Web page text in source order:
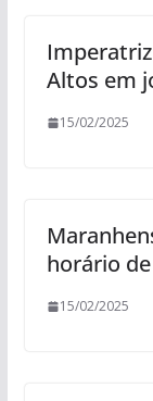
Altos em
15/02/2025
horário
15/02/2025